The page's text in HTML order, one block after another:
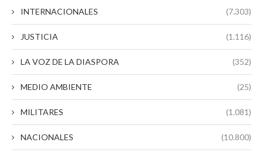
INTERNACIONALES (7.303)
JUSTICIA (1.116)
LA VOZ DE LA DIASPORA (352)
MEDIO AMBIENTE (25)
MILITARES (1.081)
NACIONALES (10.800)